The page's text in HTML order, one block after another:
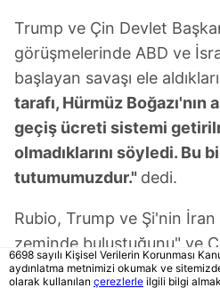
Trump ve Çin Devlet
görüşmelerinde ABD ve
başlayan savaşı ele
tarafı, Hürmüz
geçiş ücreti sistemi
olmadıklarını söyledi. Bu
tutumumuzdur." dedi.
Rubio, Trump ve Şi'nin
zeminde buluştuğunu" ve
nükleer silahlara sahip
6698 sayılı Kişisel Verilerin Korunması
aydınlatma metnimizi okumak ve
olarak kullanılan çerezlerle ilgili bilgi